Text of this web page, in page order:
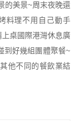
的美景~周末夜晚還
料理不用自己動手
桌國際港灣休息廣
到好幾組團體聚餐~
他不同的餐飲業結